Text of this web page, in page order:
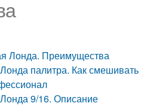
Лонда. Преимущества
палитра. Как смешивать
9/16. Описание